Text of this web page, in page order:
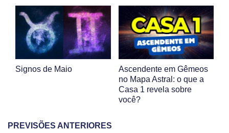
Signos de Maio
Ascendente em Gêmeos
no Mapa Astral: o que a
Casa 1 revela sobre
você?
PREVISÕES ANTERIORES